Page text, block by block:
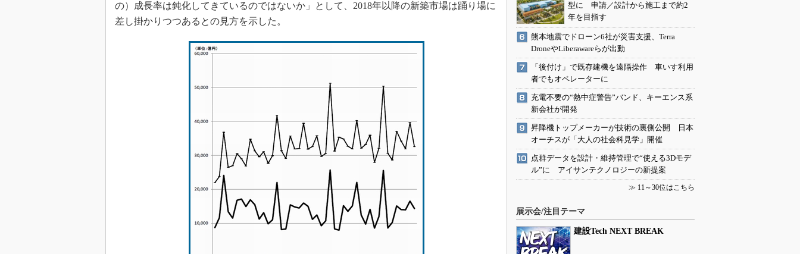
の）成長率は鈍化してきているのではないか」として、2018年以降の新築市場は踊り場に
差し掛かりつつあるとの見方を示した。
型に 申請／設計から施工まで約2
年を目指す
熊本地震でドローン6社が災害支援、Terra
DroneやLiberawareらが出動
「後付け」で既存建機を遠隔操作 車いす利用
者でもオペレーターに
充電不要の“熱中症警告”バンド、キーエンス系
新会社が開発
昇降機トップメーカーが技術の裏側公開 日本
オーチスが「大人の社会科見学」開催
点群データを設計・維持管理で“使える3Dモデ
ル”に アイサンテクノロジーの新提案
≫ 11～30位はこちら
展示会/注目テーマ
建設Tech NEXT BREAK